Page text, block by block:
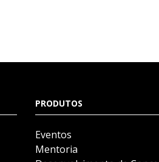
PRODUTOS
Eventos
Mentoria